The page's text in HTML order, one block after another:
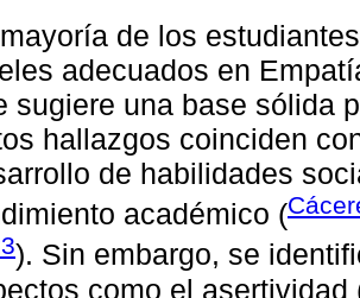
de los
adecuados en
sugiere una base sólida
hallazgos coinciden
de habilidades
académico (
). Sin embargo, se
como el